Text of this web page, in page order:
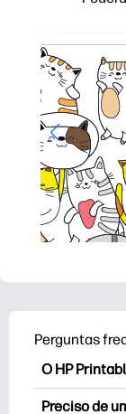
Perguntas
O HP
O HP
Preciso de